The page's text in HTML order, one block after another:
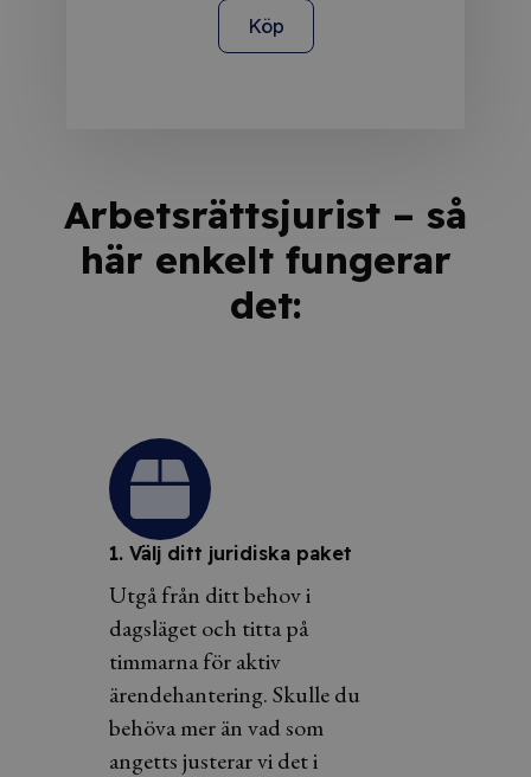
Köp
Arbetsrättsjurist – så
här enkelt fungerar
det:
1. Välj ditt juridiska paket
Utgå från ditt behov i
dagsläget och titta på
timmarna för aktiv
ärendehantering. Skulle du
behöva mer än vad som
angetts justerar vi det i